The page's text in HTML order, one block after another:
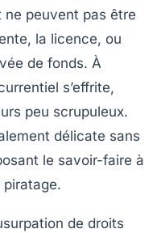
peuvent pas être
la licence, ou
de fonds. À
s’effrite,
peu scrupuleux.
délicate sans
le savoir-faire à
piratage.
de droits